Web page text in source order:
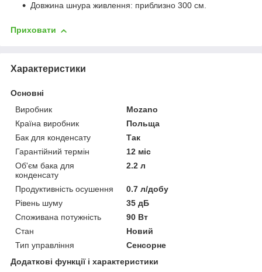
Довжина шнура живлення: приблизно 300 см.
Приховати
Характеристики
Основні
Виробник
Mozano
Країна виробник
Польща
Бак для конденсату
Так
Гарантійний термін
12 міс
Об'єм бака для
конденсату
2.2 л
Продуктивність осушення
0.7 л/добу
Рівень шуму
35 дБ
Споживана потужність
90 Вт
Стан
Новий
Тип управління
Сенсорне
Додаткові функції і характеристики